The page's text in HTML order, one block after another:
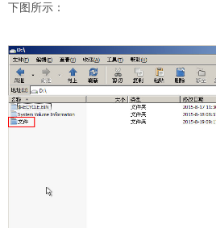
下图所示：